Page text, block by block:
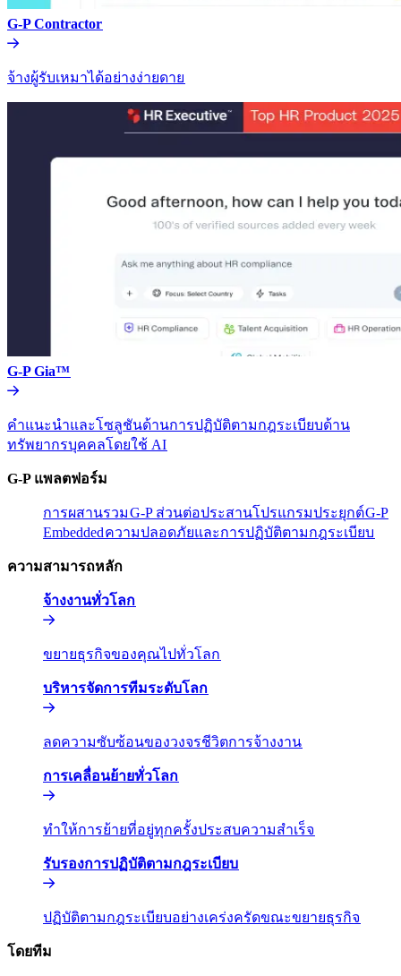
G-P Contractor​​
จ้างผู้รับเหมาได้อย่างง่ายดาย​​
G-P Gia™​​
คำแนะนำและโซลูชันด้านการปฏิบัติตามกฎระเบียบด้าน
ทรัพยากรบุคคลโดยใช้ AI​​
G-P แพลตฟอร์ม​​
การผสานรวม​​G-P ส่วนต่อประสานโปรแกรมประยุกต์​​G-P
Embedded​​ความปลอดภัยและการปฏิบัติตามกฎระเบียบ​​
ความสามารถหลัก​​
จ้างงานทั่วโลก​​
ขยายธุรกิจของคุณไปทั่วโลก​​
บริหารจัดการทีมระดับโลก​​
ลดความซับซ้อนของวงจรชีวิตการจ้างงาน​​
การเคลื่อนย้ายทั่วโลก​​
ทำให้การย้ายที่อยู่ทุกครั้งประสบความสำเร็จ​​
รับรองการปฏิบัติตามกฎระเบียบ​​
ปฏิบัติตามกฎระเบียบอย่างเคร่งครัดขณะขยายธุรกิจ​​
โดยทีม​​